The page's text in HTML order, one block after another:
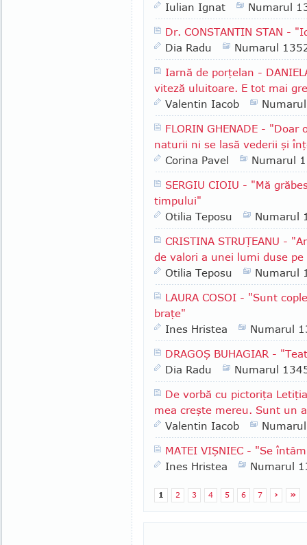
Iulian Ignat
Numarul
Dr. CONSTANTIN STAN -
Dia Radu
Numarul
Iarnă de porţelan -
viteză uluitoare. E tot mai
Valentin Iacob
FLORIN GHENADE -
naturii ni se lasă vederii şi
Corina Pavel
Numarul
SERGIU CIOIU - "Mă
timpului"
Otilia Teposu
Numarul
CRISTINA STRUŢEANU -
de valori a unei lumi duse pe
Otilia Teposu
Numarul
LAURA COSOI - "Sunt
braţe"
Ines Hristea
Numarul
DRAGOŞ BUHAGIAR -
Dia Radu
Numarul
De vorbă cu pictoriţa
mea creşte mereu. Sunt un
Valentin Iacob
MATEI VIŞNIEC - "Se
Ines Hristea
Numarul
1 2 3 4 5 6 7 › »